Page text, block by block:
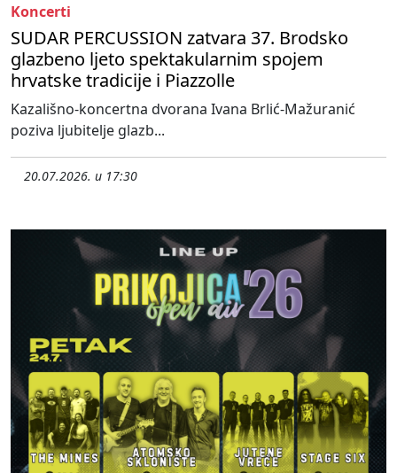
Koncerti
SUDAR PERCUSSION zatvara 37. Brodsko
glazbeno ljeto spektakularnim spojem
hrvatske tradicije i Piazzolle
Kazališno-koncertna dvorana Ivana Brlić-Mažuranić
poziva ljubitelje glazb...
20.07.2026. u 17:30